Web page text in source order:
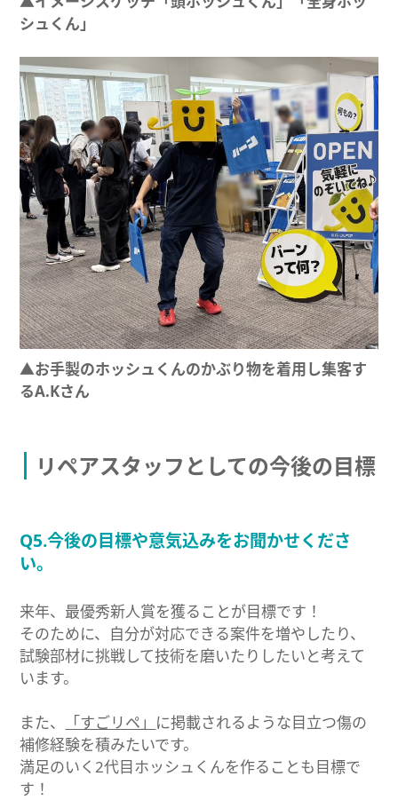
シュくん」
▲お手製のホッシュくんのかぶり物を着用し集客す
るA.Kさん
リペアスタッフとしての今後の目標
Q5.今後の目標や意気込みをお聞かせくださ
い。
来年、最優秀新人賞を獲ることが目標です！
そのために、自分が対応できる案件を増やしたり、
試験部材に挑戦して技術を磨いたりしたいと考えて
います。
また、 「すごリペ」 に掲載されるような目立つ傷の
補修経験を積みたいです。
満足のいく2代目ホッシュくんを作ることも目標で
す！